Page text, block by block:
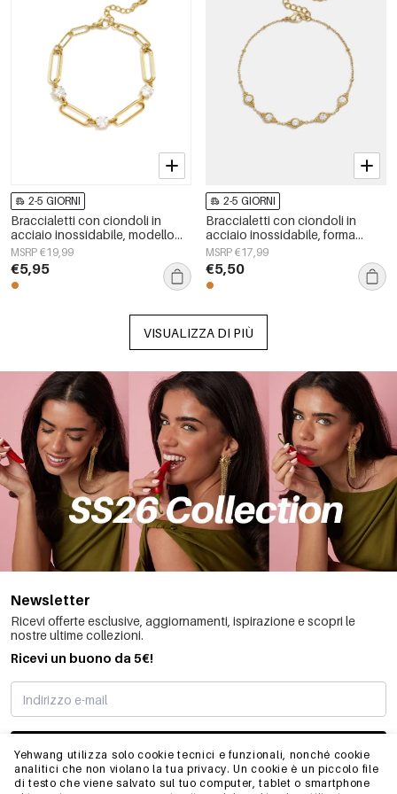
Yehwang utilizza solo cookie tecnici e funzionali, nonché cookie
analitici che non violano la tua privacy. Un cookie è un piccolo file
di testo che viene salvato sul tuo computer, tablet o smartphone
2-5 GIORNI
Braccialetti con ciondoli in
acciaio inossidabile, modello
Circle Simple, serie Daily Simple,
gioielli da donna
MSRP €19,99
€5,95
2-5 GIORNI
Braccialetti con ciondoli in
acciaio inossidabile, forma
geometrica, semplici, per tutti i
giorni, serie Simple, gioielli da
donna
MSRP €17,99
€5,50
VISUALIZZA DI PIÙ
Newsletter
Ricevi offerte esclusive, aggiornamenti, ispirazione e scopri le
nostre ultime collezioni.
Ricevi un buono da 5€!
MI STO REGISTRANDO